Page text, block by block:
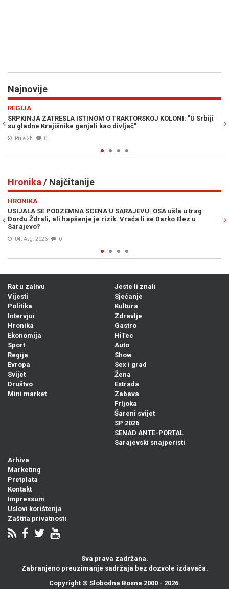
Najnovije
"U Srbiji
NUKLEARNA OPCIJA NA STOLU: Wilkerson upozorava
katastrofalan scenario u ratu sa Iranom
Hronika / Najčitanije
u trag
Elez u
"AKO ŽELITE ZAVRŠITI U BOLNICI, DOĐITE OVAMO":
potukao na plaži, kamere sve snimile (VIDEO)
Rat u zalivu
Vijesti
Politika
Intervjui
Hronika
Ekonomija
Sport
Regija
Evropa
Svijet
Društvo
Mini market
Jeste li znali
Sjećanje
Kultura
Zdravlje
Gastro
HiTec
Auto
Show
Sex i grad
Žena
Estrada
Zabava
Frljoka
Šareni svijet
SP 2026
SENAD ANTE-PORTAL
Sarajevski snajperisti
Arhiva
Marketing
Pretplata
Kontakt
Impressum
Uslovi korištenja
Zaštita privatnosti
Sva prava zadržana.
Zabranjeno preuzimanje sadržaja bez dozvole izdavača.
Copyright © Slobodna Bosna 2000 - 2026.